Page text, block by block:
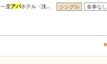
度アパホテル〈浅… シングル 食事なし